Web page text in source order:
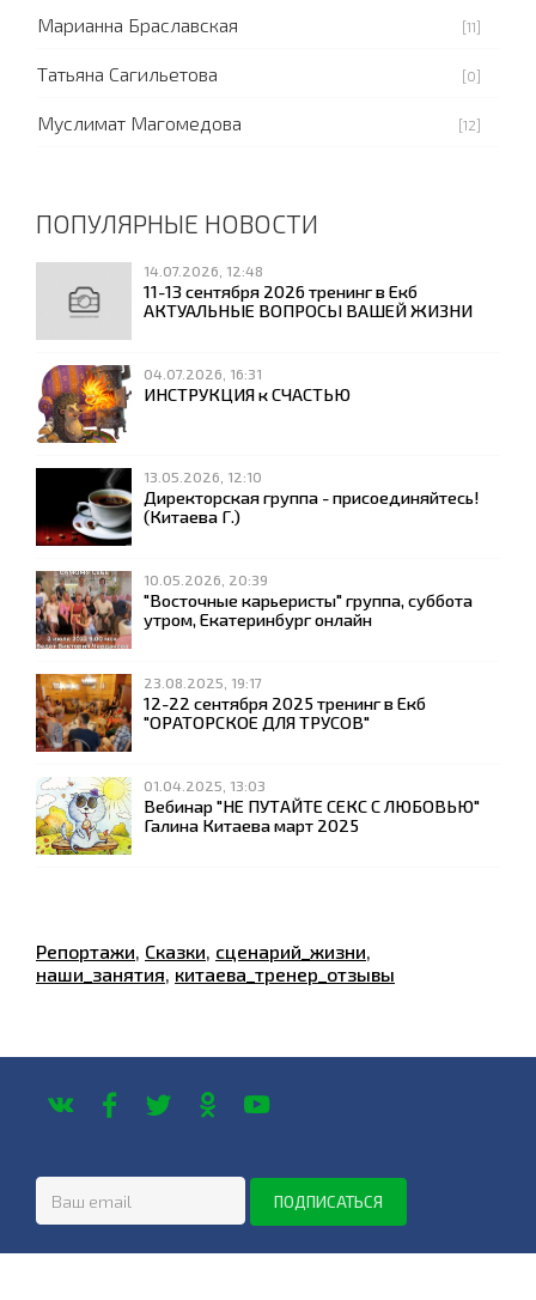
Марианна Браславская [11]
Татьяна Сагильетова [0]
Муслимат Магомедова [12]
ПОПУЛЯРНЫЕ НОВОСТИ
14.07.2026, 12:48
11-13 сентября 2026 тренинг в Екб
АКТУАЛЬНЫЕ ВОПРОСЫ ВАШЕЙ ЖИЗНИ
04.07.2026, 16:31
ИНСТРУКЦИЯ к СЧАСТЬЮ
13.05.2026, 12:10
Директорская группа - присоединяйтесь!
(Китаева Г.)
10.05.2026, 20:39
"Восточные карьеристы" группа, суббота
утром, Екатеринбург онлайн
23.08.2025, 19:17
12-22 сентября 2025 тренинг в Екб
"ОРАТОРСКОЕ ДЛЯ ТРУСОВ"
01.04.2025, 13:03
Вебинар "НЕ ПУТАЙТЕ СЕКС С ЛЮБОВЬЮ"
Галина Китаева март 2025
Репортажи, Сказки, сценарий_жизни,
наши_занятия, китаева_тренер_отзывы